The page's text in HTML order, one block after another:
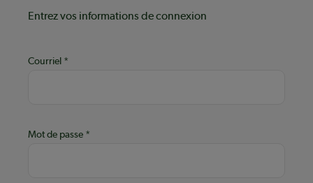
Entrez vos informations de connexion
Courriel
Mot de passe